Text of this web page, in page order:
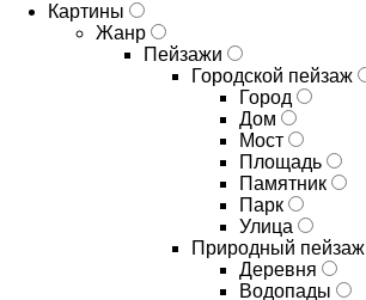
Картины
Жанр
Пейзажи
Городской пейзаж
Город
Дом
Мост
Площадь
Памятник
Парк
Улица
Природный пейзаж
Деревня
Водопады